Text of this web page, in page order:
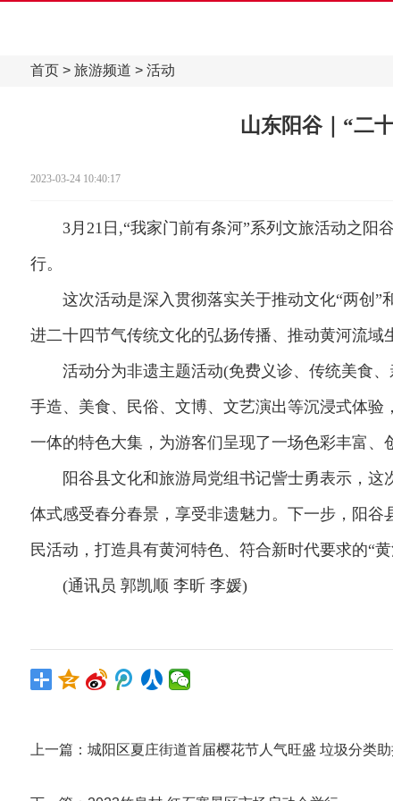
首页 > 旅游频道 > 活动
山东阳谷｜“二
2023-03-24 10:40:17
3月21日,“我家门前有条河”系列文旅活动之阳
行。
这次活动是深入贯彻落实关于推动文化“两创”
进二十四节气传统文化的弘扬传播、推动黄河流域
活动分为非遗主题活动(免费义诊、传统美食、
手造、美食、民俗、文博、文艺演出等沉浸式体
一体的特色大集，为游客们呈现了一场色彩丰富、
阳谷县文化和旅游局党组书记訾士勇表示，这
体式感受春分春景，享受非遗魅力。下一步，阳
民活动，打造具有黄河特色、符合新时代要求的“
(通讯员 郭凯顺 李昕 李媛)
上一篇： 城阳区夏庄街道首届樱花节人气旺盛 垃圾分类